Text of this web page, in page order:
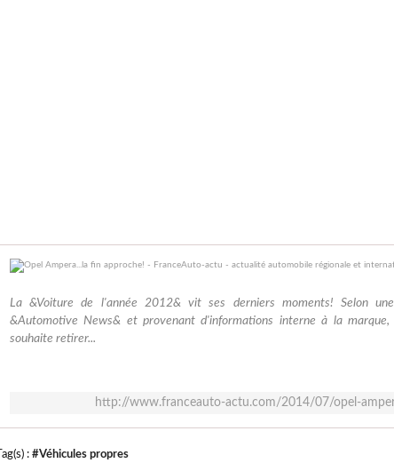
La &Voiture de l'année 2012& vit ses derniers moments! Selon
&Automotive News& et provenant d'informations interne à la marque,
souhaite retirer...
http://www.franceauto-actu.com/2014/07/opel-
Tag(s) : #Véhicules propres